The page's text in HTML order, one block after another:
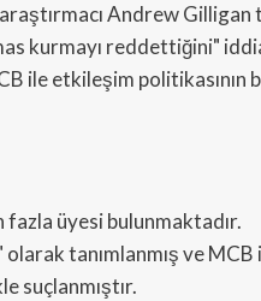
Andrew
kurmayı reddettiğini"
ile etkileşim politikasının
fazla üyesi bulunmaktadır.
tanımlanmış ve
suçlanmıştır.